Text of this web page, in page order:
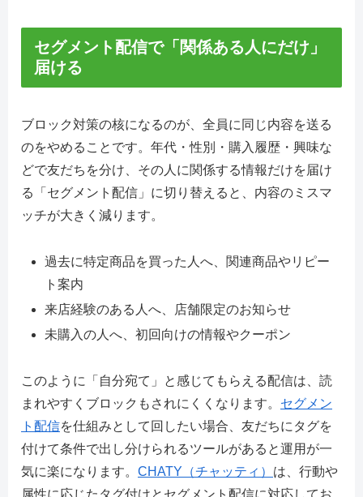
セグメント配信で「関係ある人にだけ」
届ける
ブロック対策の核になるのが、全員に同じ内容を送る
のをやめることです。年代・性別・購入履歴・興味な
どで友だちを分け、その人に関係する情報だけを届け
る「セグメント配信」に切り替えると、内容のミスマ
ッチが大きく減ります。
過去に特定商品を買った人へ、関連商品やリピー
ト案内
来店経験のある人へ、店舗限定のお知らせ
未購入の人へ、初回向けの情報やクーポン
このように「自分宛て」と感じてもらえる配信は、読
まれやすくブロックもされにくくなります。 セグメン
ト配信を仕組みとして回したい場合、友だちにタグを
付けて条件で出し分けられるツールがあると運用が一
気に楽になります。 CHATY（チャッティ） は、行動や
属性に応じたタグ付けとセグメント配信に対応してお